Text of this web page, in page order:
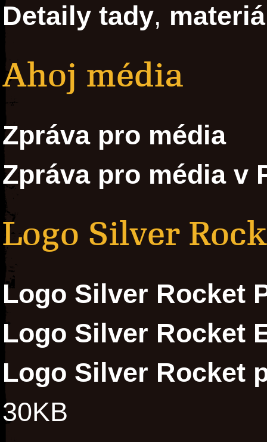
Detaily tady,
Ahoj média
Zpráva pro média
Zpráva pro média v
Logo Silver
Logo Silver Rocket
Logo Silver Rocket
Logo Silver Rocket
30KB